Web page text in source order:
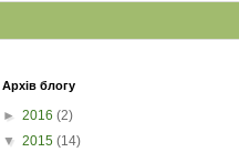
Архів блогу
► 2016 (2)
▼ 2015 (14)